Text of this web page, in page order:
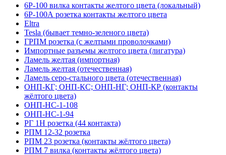
6Р-100 вилка контакты желтого цвета (локальный)
6Р-100А розетка контакты желтого цвета
Eltra
Tesla (бывает темно-зеленого цвета)
ГРПМ розетка (с желтыми проволочками)
Импортные разъемы желтого цвета (лигатура)
Ламель желтая (импортная)
Ламель желтая (отечественная)
Ламель серо-стального цвета (отечественная)
ОНП-КГ; ОНП-КС; ОНП-НГ; ОНП-КР (контакты
жёлтого цвета)
ОНП-НС-1-108
ОНП-НС-1-94
РГ 1Н розетка (44 контакта)
РПМ 12-32 розетка
РПМ 23 розетка (контакты жёлтого цвета)
РПМ 7 вилка (контакты жёлтого цвета)